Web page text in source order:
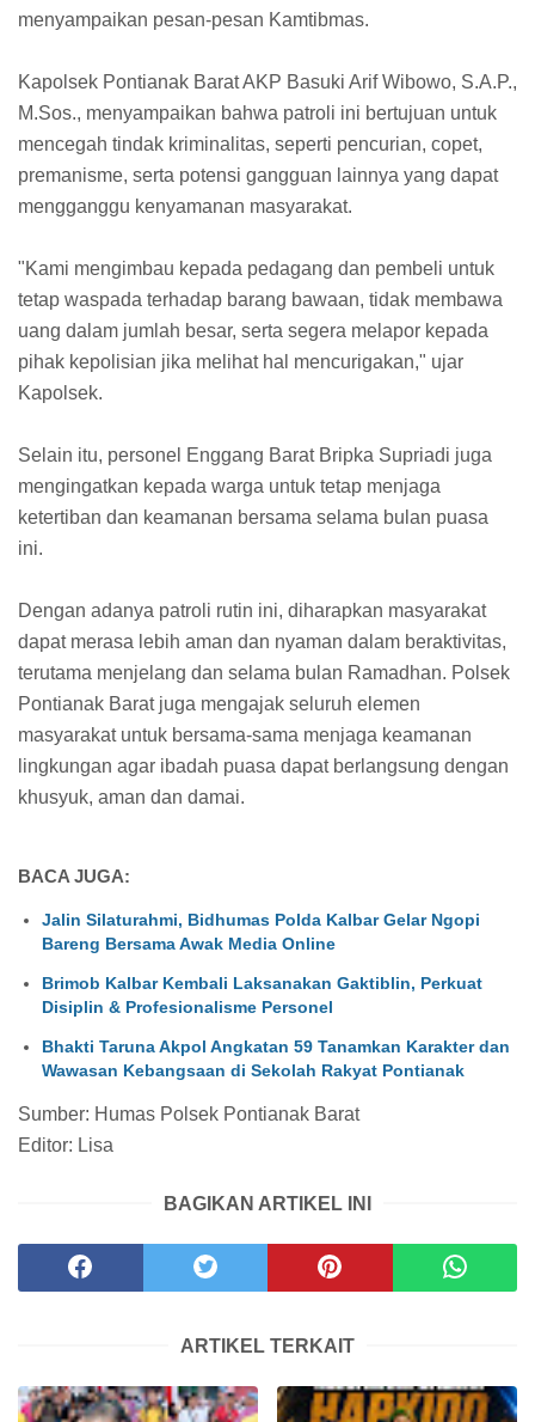
menyampaikan pesan-pesan Kamtibmas.
Kapolsek Pontianak Barat AKP Basuki Arif Wibowo, S.A.P.,
M.Sos., menyampaikan bahwa patroli ini bertujuan untuk
mencegah tindak kriminalitas, seperti pencurian, copet,
premanisme, serta potensi gangguan lainnya yang dapat
mengganggu kenyamanan masyarakat.
"Kami mengimbau kepada pedagang dan pembeli untuk
tetap waspada terhadap barang bawaan, tidak membawa
uang dalam jumlah besar, serta segera melapor kepada
pihak kepolisian jika melihat hal mencurigakan," ujar
Kapolsek.
Selain itu, personel Enggang Barat Bripka Supriadi juga
mengingatkan kepada warga untuk tetap menjaga
ketertiban dan keamanan bersama selama bulan puasa
ini.
Dengan adanya patroli rutin ini, diharapkan masyarakat
dapat merasa lebih aman dan nyaman dalam beraktivitas,
terutama menjelang dan selama bulan Ramadhan. Polsek
Pontianak Barat juga mengajak seluruh elemen
masyarakat untuk bersama-sama menjaga keamanan
lingkungan agar ibadah puasa dapat berlangsung dengan
khusyuk, aman dan damai.
BACA JUGA:
Jalin Silaturahmi, Bidhumas Polda Kalbar Gelar Ngopi
Bareng Bersama Awak Media Online
Brimob Kalbar Kembali Laksanakan Gaktiblin, Perkuat
Disiplin & Profesionalisme Personel
Bhakti Taruna Akpol Angkatan 59 Tanamkan Karakter dan
Wawasan Kebangsaan di Sekolah Rakyat Pontianak
Sumber: Humas Polsek Pontianak Barat
Editor: Lisa
BAGIKAN ARTIKEL INI
ARTIKEL TERKAIT